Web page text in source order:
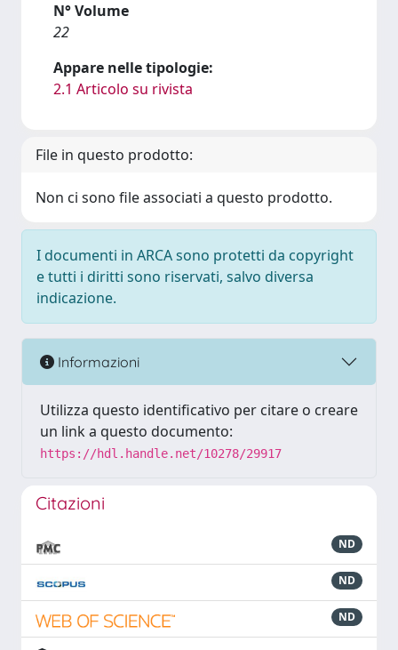
N° Volume
22
Appare nelle tipologie:
2.1 Articolo su rivista
File in questo prodotto:
Non ci sono file associati a questo prodotto.
I documenti in ARCA sono protetti da copyright
e tutti i diritti sono riservati, salvo diversa
indicazione.
Informazioni
Utilizza questo identificativo per citare o creare
un link a questo documento:
https://hdl.handle.net/10278/29917
Citazioni
ND
ND
ND